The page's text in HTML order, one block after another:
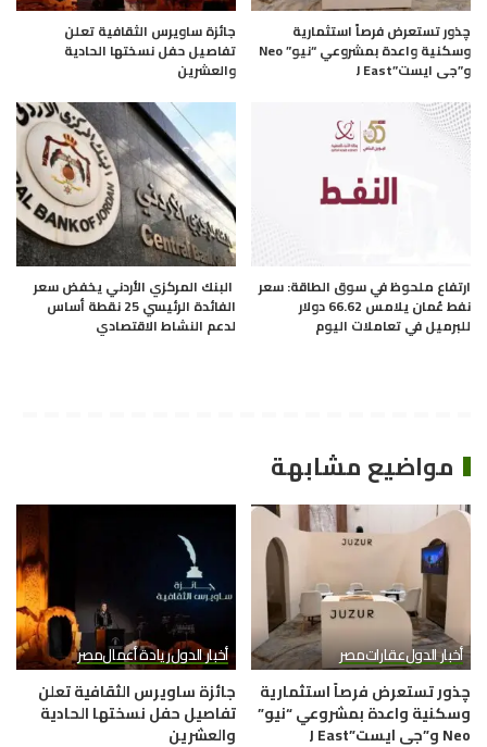
چذور تستعرض فرصاً استثمارية
وسكنية واعدة بمشروعي “نيو” Neo
و”جى ايست”J East
جائزة ساويرس الثقافية تعلن
تفاصيل حفل نسختها الحادية
والعشرين
ارتفاع ملحوظ في سوق الطاقة: سعر
نفط عُمان يلامس 66.62 دولار
للبرميل في تعاملات اليوم
البنك المركزي الأردني يخفض سعر
الفائدة الرئيسي 25 نقطة أساس
لدعم النشاط الاقتصادي
مواضيع مشابهة
أخبار الدولعقاراتمصر
چذور تستعرض فرصاً استثمارية
وسكنية واعدة بمشروعي “نيو”
Neo و”جى ايست”J East
أخبار الدولريادة أعمالمصر
جائزة ساويرس الثقافية تعلن
تفاصيل حفل نسختها الحادية
والعشرين